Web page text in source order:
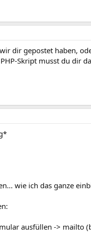
dir gepostet haben,
Skript musst du dir
wie ich das ganze
ausfüllen -> mailto